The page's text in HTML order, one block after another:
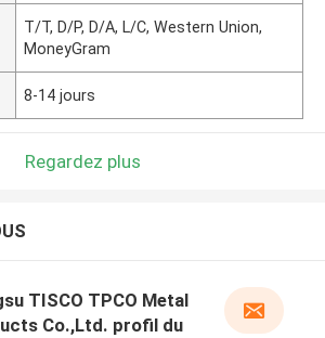
T/T, D/P, D/A, L/C, Western Union,
MoneyGram
8-14 jours
Regardez plus
TISCO TPCO Metal
Co.,Ltd. profil du